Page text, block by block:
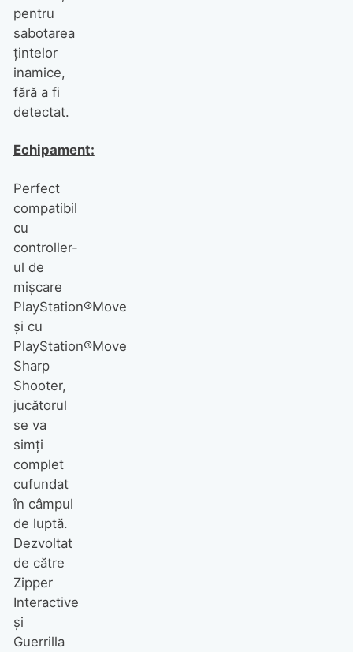
pentru
sabotarea
ţintelor
inamice,
fără a fi
detectat.
Echipament:
Perfect
compatibil
cu
controller-
ul de
mişcare
PlayStation®Move
şi cu
PlayStation®Move
Sharp
Shooter,
jucătorul
se va
simţi
complet
cufundat
în câmpul
de luptă.
Dezvoltat
de către
Zipper
Interactive
şi
Guerrilla